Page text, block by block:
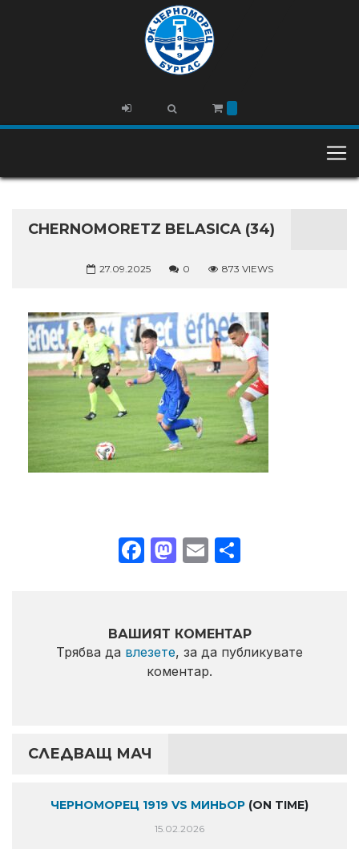
CHERNOMORETZ BELASICA (34)
27.09.2025 0 873 VIEWS
Facebook
Mastodon
Email
ВАШИЯТ КОМЕНТАР
Трябва да влезете, за да публикувате
коментар.
СЛЕДВАЩ МАЧ
ЧЕРНОМОРЕЦ 1919 VS МИНЬОР (ON TIME)
15.02.2026